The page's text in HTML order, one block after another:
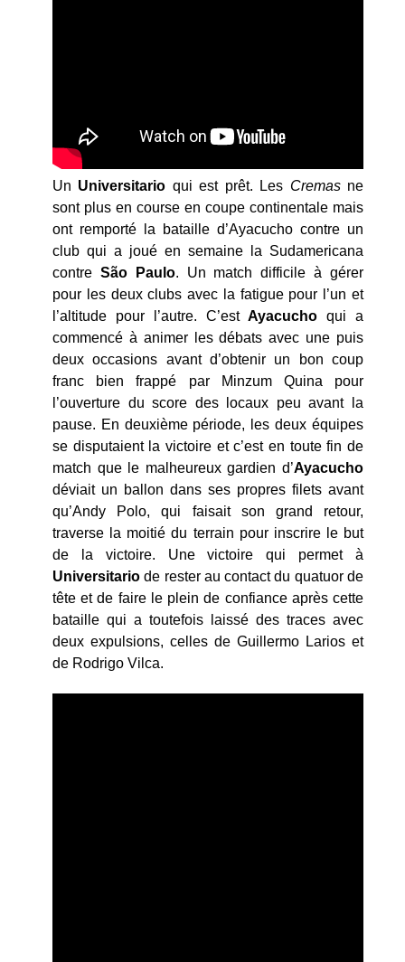
Un Universitario qui est prêt. Les Cremas ne
sont plus en course en coupe continentale mais
ont remporté la bataille d’Ayacucho contre un
club qui a joué en semaine la Sudamericana
contre São Paulo. Un match difficile à gérer
pour les deux clubs avec la fatigue pour l’un et
l’altitude pour l’autre. C’estAyacuchoqui a
commencé à animer les débats avec une puis
deux occasions avant d’obtenir un bon coup
franc bien frappé par Minzum Quina pour
l’ouverture du score des locaux peu avant la
pause. En deuxième période, les deux équipes
se disputaient la victoire et c’est en toute fin de
match que le malheureux gardien d’Ayacucho
déviait un ballon dans ses propres filets avant
qu’Andy Polo, qui faisait son grand retour,
traverse la moitié du terrain pour inscrire le but
de la victoire. Une victoire qui permet à
Universitariode rester au contact du quatuor de
tête et de faire le plein de confiance après cette
bataille qui a toutefois laissé des traces avec
deux expulsions, celles de Guillermo Larios et
de Rodrigo Vilca.